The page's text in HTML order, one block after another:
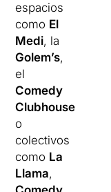
espacios
como El
Medi, la
Golem’s,
el
Comedy
Clubhouse
o
colectivos
como La
Llama,